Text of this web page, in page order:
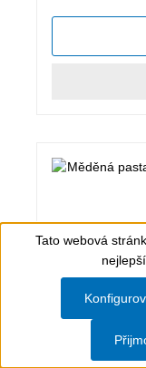
Show toolbar
Tato webová